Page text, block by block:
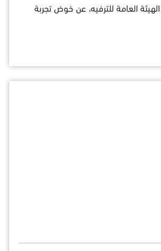
العامة للترفيه، عن خوض تجربة